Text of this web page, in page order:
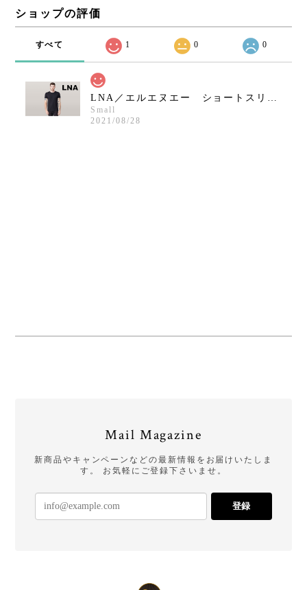
ショップの評価
すべて 1 0 0
LNA／エルエヌエー ショートスリーブクルーネックシャツ／ブラック
Small
2021/08/28
Mail Magazine
新商品やキャンペーンなどの最新情報をお届けいたしま
す。 お気軽にご登録下さいませ。
登録